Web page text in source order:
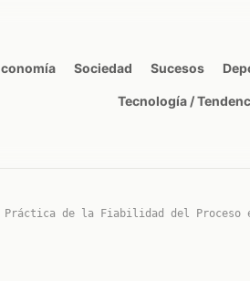
Sociedad Sucesos
Tecnología /
Práctica de la Fiabilidad del Proceso